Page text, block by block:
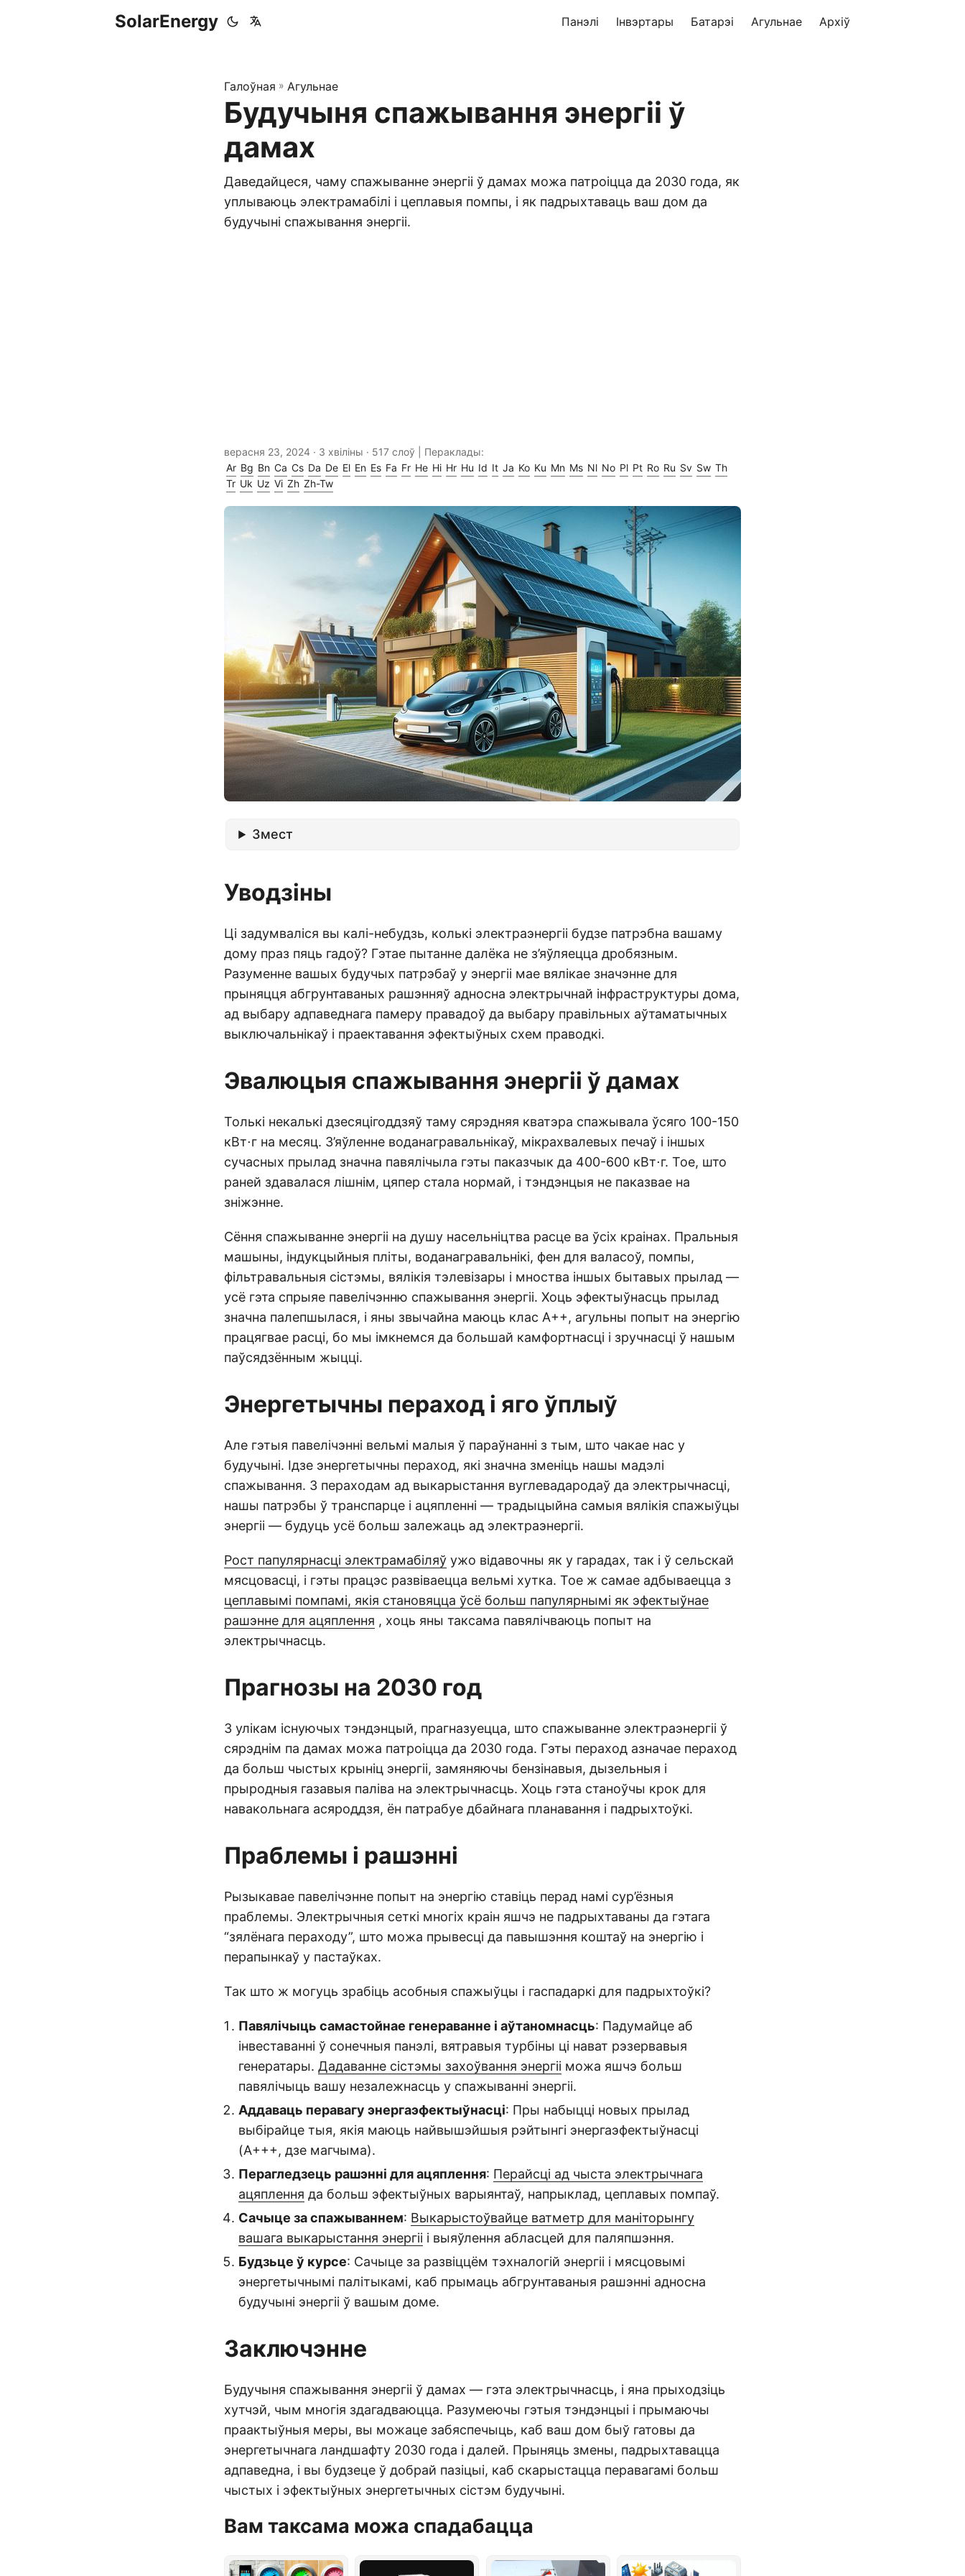
SolarEnergy Панэлі Інвэртары Батарэі Агульнае Архіў
Галоўная » Агульнае
Будучыня спажывання энергіі ў
дамах
Даведайцеся, чаму спажыванне энергіі ў дамах можа патроіцца да 2030 года, як
уплываюць электрамабілі і цеплавыя помпы, і як падрыхтаваць ваш дом да
будучыні спажывання энергіі.
верасня 23, 2024 · 3 хвіліны · 517 слоў | Пераклады:
Ar Bg Bn Ca Cs Da De El En Es Fa Fr He Hi Hr Hu Id It Ja Ko Ku Mn Ms Nl No Pl Pt Ro Ru Sv Sw Th
Tr Uk Uz Vi Zh Zh-Tw
Змест
Уводзіны
Ці задумваліся вы калі-небудзь, колькі электраэнергіі будзе патрэбна вашаму
дому праз пяць гадоў? Гэтае пытанне далёка не з’яўляецца дробязным.
Разуменне вашых будучых патрэбаў у энергіі мае вялікае значэнне для
прыняцця абгрунтаваных рашэнняў адносна электрычнай інфраструктуры дома,
ад выбару адпаведнага памеру правадоў да выбару правільных аўтаматычных
выключальнікаў і праектавання эфектыўных схем праводкі.
Эвалюцыя спажывання энергіі ў дамах
Толькі некалькі дзесяцігоддзяў таму сярэдняя кватэра спажывала ўсяго 100-150
кВт⋅г на месяц. З’яўленне воданагравальнікаў, мікрахвалевых печаў і іншых
сучасных прылад значна павялічыла гэты паказчык да 400-600 кВт⋅г. Тое, што
раней здавалася лішнім, цяпер стала нормай, і тэндэнцыя не паказвае на
зніжэнне.
Сёння спажыванне энергіі на душу насельніцтва расце ва ўсіх краінах. Пральныя
машыны, індукцыйныя пліты, воданагравальнікі, фен для валасоў, помпы,
фільтравальныя сістэмы, вялікія тэлевізары і мноства іншых бытавых прылад —
усё гэта спрыяе павелічэнню спажывання энергіі. Хоць эфектыўнасць прылад
значна палепшылася, і яны звычайна маюць клас A++, агульны попыт на энергію
працягвае расці, бо мы імкнемся да большай камфортнасці і зручнасці ў нашым
паўсядзённым жыцці.
Энергетычны пераход і яго ўплыў
Але гэтыя павелічэнні вельмі малыя ў параўнанні з тым, што чакае нас у
будучыні. Ідзе энергетычны пераход, які значна зменіць нашы мадэлі
спажывання. З пераходам ад выкарыстання вуглевадародаў да электрычнасці,
нашы патрэбы ў транспарце і ацяпленні — традыцыйна самыя вялікія спажыўцы
энергіі — будуць усё больш залежаць ад электраэнергіі.
Рост папулярнасці электрамабіляў ужо відавочны як у гарадах, так і ў сельскай
мясцовасці, і гэты працэс развіваецца вельмі хутка. Тое ж самае адбываецца з
цеплавымі помпамі, якія становяцца ўсё больш папулярнымі як эфектыўнае
рашэнне для ацяплення , хоць яны таксама павялічваюць попыт на
электрычнасць.
Прагнозы на 2030 год
З улікам існуючых тэндэнцый, прагназуецца, што спажыванне электраэнергіі ў
сярэднім па дамах можа патроіцца да 2030 года. Гэты пераход азначае пераход
да больш чыстых крыніц энергіі, замяняючы бензінавыя, дызельныя і
прыродныя газавыя паліва на электрычнасць. Хоць гэта станоўчы крок для
навакольнага асяроддзя, ён патрабуе дбайнага планавання і падрыхтоўкі.
Праблемы і рашэнні
Рызыкавае павелічэнне попыт на энергію ставіць перад намі сур’ёзныя
праблемы. Электрычныя сеткі многіх краін яшчэ не падрыхтаваны да гэтага
“зялёнага пераходу”, што можа прывесці да павышэння коштаў на энергію і
перапынкаў у пастаўках.
Так што ж могуць зрабіць асобныя спажыўцы і гаспадаркі для падрыхтоўкі?
Павялічыць самастойнае генераванне і аўтаномнасць: Падумайце аб
інвеставанні ў сонечныя панэлі, вятравыя турбіны ці нават рэзервавыя
генератары. Дадаванне сістэмы захоўвання энергіі можа яшчэ больш
павялічыць вашу незалежнасць у спажыванні энергіі.
Аддаваць перавагу энергаэфектыўнасці: Пры набыцці новых прылад
выбірайце тыя, якія маюць найвышэйшыя рэйтынгі энергаэфектыўнасці
(A+++, дзе магчыма).
Перагледзець рашэнні для ацяплення: Перайсці ад чыста электрычнага
ацяплення да больш эфектыўных варыянтаў, напрыклад, цеплавых помпаў.
Сачыце за спажываннем: Выкарыстоўвайце ватметр для маніторынгу
вашага выкарыстання энергіі і выяўлення абласцей для паляпшэння.
Будзьце ў курсе: Сачыце за развіццём тэхналогій энергіі і мясцовымі
энергетычнымі палітыкамі, каб прымаць абгрунтаваныя рашэнні адносна
будучыні энергіі ў вашым доме.
Заключэнне
Будучыня спажывання энергіі ў дамах — гэта электрычнасць, і яна прыходзіць
хутчэй, чым многія здагадваюцца. Разумеючы гэтыя тэндэнцыі і прымаючы
праактыўныя меры, вы можаце забяспечыць, каб ваш дом быў гатовы да
энергетычнага ландшафту 2030 года і далей. Прыняць змены, падрыхтавацца
адпаведна, і вы будзеце ў добрай пазіцыі, каб скарыстацца перавагамі больш
чыстых і эфектыўных энергетычных сістэм будучыні.
Вам таксама можа спадабацца